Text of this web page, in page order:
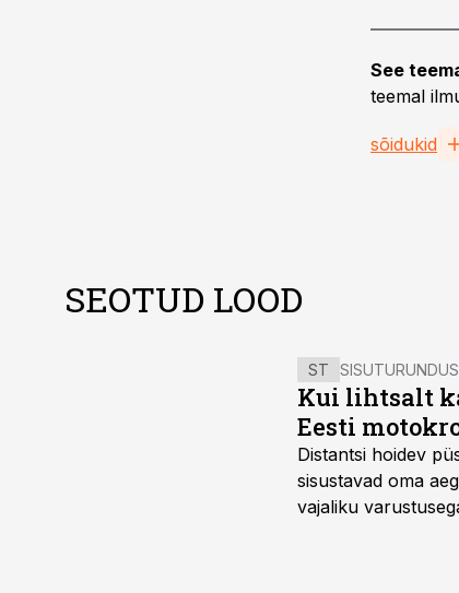
See
teemal
sõidukid
SEOTUD LOOD
ST SISUTURUNDUS
Kui lihtsalt
Eesti
Distantsi hoidev
sisustavad oma
vajaliku